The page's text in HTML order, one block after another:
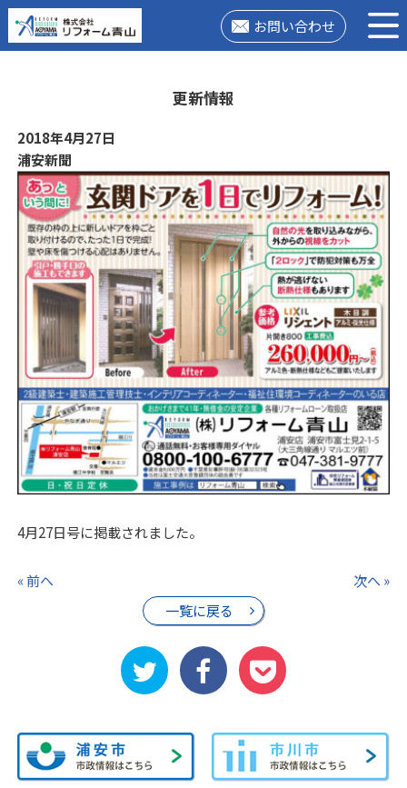
お問い合わせ
更新情報
2018年4月27日
浦安新聞
4月27日号に掲載されました。
« 前へ
一覧に戻る
次へ »